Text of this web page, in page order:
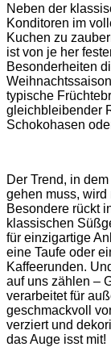
Neben der
Konditoren im
Kuchen zu
ist von je her
Besonderheiten
typische
gleichbleibender
Schokohasen
Der Trend, in
gehen muss, wird
Besondere rückt
klassischen
für einzigartige
eine Taufe oder
Kaffeerunden.
auf uns zählen –
verarbeitet für
geschmackvoll
verziert und
das Auge isst mit!